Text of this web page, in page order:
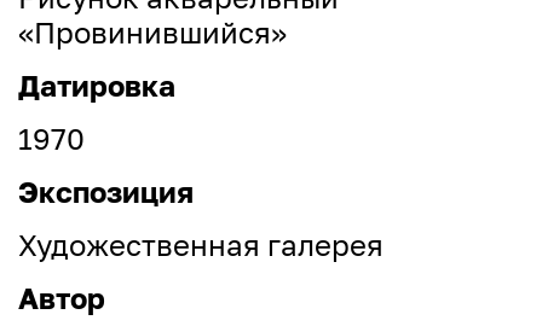
«Провинившийся»
Датировка
1970
Экспозиция
Художественная галерея
Автор